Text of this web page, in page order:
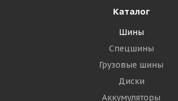
Каталог
Шины
Спецшины
Грузовые шины
Диски
Аккумуляторы